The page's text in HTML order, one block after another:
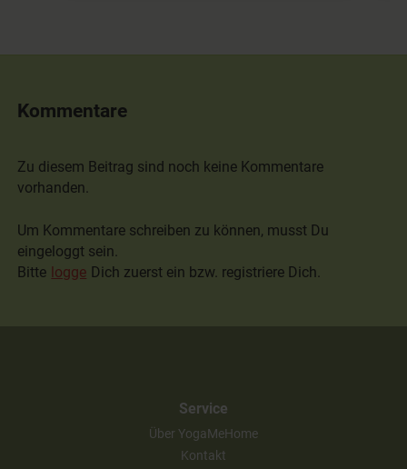
Kommentare
Zu diesem Beitrag sind noch keine Kommentare
vorhanden.
Um Kommentare schreiben zu können, musst Du
eingeloggt sein.
Bitte logge Dich zuerst ein bzw. registriere Dich.
Service
Über YogaMeHome
Kontakt